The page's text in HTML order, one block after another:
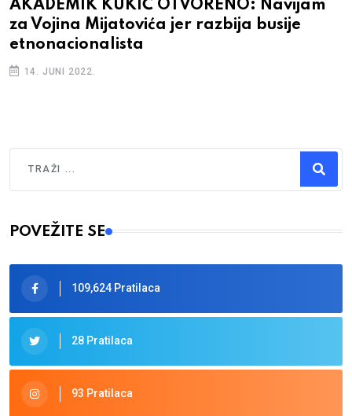
AKADEMIK KUKIĆ OTVORENO: Navijam
za Vojina Mijatovića jer razbija busije
etnonacionalista
14. JUNI 2022.
Type 2 or more characters for results.
POVEŽITE SE
109,624 Pratilaca
28 Pratilaca
93 Pratilaca